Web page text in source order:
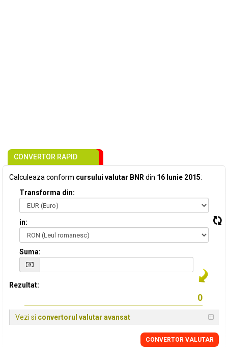
CONVERTOR RAPID
Calculeaza conform cursului valutar BNR din 16 Iunie 2015:
Transforma din:
in:
Suma:
Rezultat:
Vezi si convertorul valutar avansat
CONVERTOR VALUTAR